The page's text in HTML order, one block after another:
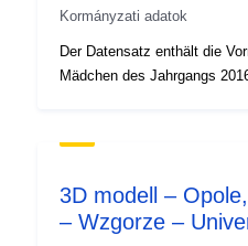
Kormányzati adatok
Der Datensatz enthält die
Mädchen des Jahrgangs
3D modell –
– Wzgorze –